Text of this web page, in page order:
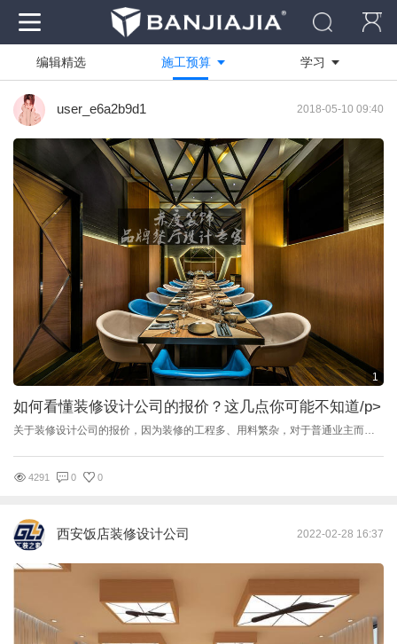
编辑精选 施工预算 学习
资料
社区
电脑
商业快速
写实渲染
临摹作品
学员作品
活动作品
技能方向
绘图软件
设计创作
装修工艺
user_e6a2b9d1 2018-05-10 09:40
1
如何看懂装修设计公司的报价？这几点你可能不知道/p>
关于装修设计公司的报价，因为装修的工程多、用料繁杂，对于普通业主而言，想要完全看懂是真的很难； 不过报价表作为装修前的一个重要流程，自然是要有所了解，才能确保自己的权益的。 今天，小编阿婵来给大家聊聊装修设计报价里的路数！ 一、别盯着总价看 越是不懂的人，就越是盯着总价看，因为他们不懂报价单里的每一条细节都是什么，然后要注意些什么。 如果是要做报价对比，建议多看看报价表里的每个单项的工程量，材料单价，人工单价，具体用料（具体到品牌、型号）等，很多时候看起来总价贵的报价，但人家里面没有套路，而且用料都很明细，后期不扯皮不加价，装修下来省心不少。比如： ①在做天花吊顶的时候，不同板价钱不同，不同厚度的板材价钱都不一样； ②胶漆的档次也很多，报价也不一样； 二、检查有无漏项 所谓漏项，就是在报价单上故意把原本应该有的东西漏掉，比如： ①卫生间的防水是需要做的，但报价里却故意漏了，然后装了一半再问你要不要做，不做的话后果很严重哟~； ②设计图有地脚线，但报价上却没有，虽然地脚线并不是必要的，但设计方案有装修设计却不做的话，效果会差一大截啊！ 此外，出现漏项的情况，有时候也不一定是人为故意的。因为目前很多装修设计公司（包括业主自己）都是随便找个参考图来做报价的。 三、项目拆分（重复报价） 所谓项目拆分，就是把一般都是同一个项目的，却硬是分成好几个项目，让单价看起来更便宜。 很多时候装修设计公司知道顾客精明，比价的时候不仅会看总价，还会看主要单项的报价，为了接受顾客的比价，让单价看起来自家的单项更便宜，这个时候精明的装修设计公司就会把项目拆分开来，比如： 地砖项目：地砖原本是包含缝隙处理的，但是却把填缝处理单独拿出来报价。 每个装修设计公司的报价模版都不一样，但套路都一样。所以要想不被不正规的装饰公司坑骗，就要在签合同前了解清楚装饰公司是否正规，看清楚每一项报价再决定！ 装修报价清单四、装修报价单越详细越好一份填写详尽的报价单对装修设计公司和消费者都有好处。 对于消费者来讲，详细的报价单里，不仅有价钱的来龙去脉，而且明确写出的施工做法，使对装修完全是外行的消费者在施工时也能自己监督施工。 对于装修设计公司来说，省去了日后施工中消费者对某个项目反悔或不认可，有事前写清的报价单，装修设计公司会省去很多麻烦。 好了，对于如何看懂装修设计公司的报价介绍小编阿婵今天就讲到这了！我们明天再见吧！ 东莞赤度装饰设计公司原创，图片版权归作者所有。转载请注明，谢谢！
4291 0 0
西安饭店装修设计公司 2022-02-28 16:37